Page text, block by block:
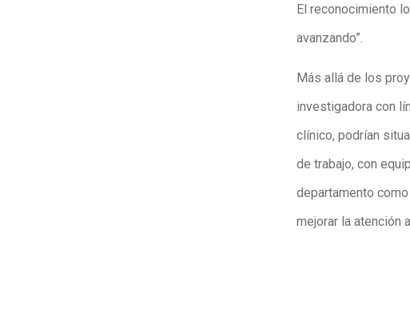
El reconocimiento
avanzando”.
Más allá de los
investigadora con
clínico, podrían
de trabajo, con
departamento
mejorar la atención